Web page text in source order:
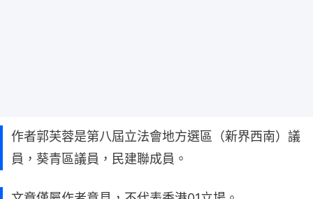
作者郭芙蓉是第八屆立法會地方選區（新界西南）議
員，葵青區議員，民建聯成員。